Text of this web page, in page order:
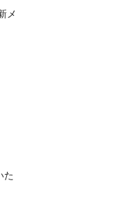
メ
た